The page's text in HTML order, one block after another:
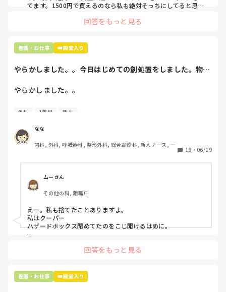
てます。1500円で買えるのなら私も絶対そっちにしてると思う
回答をもっと見る
看護・お仕事 👑殿堂入り
やらかしました。。今日はじめての創処置をしました。物品
やらかしました。。
今日はじめての創処置をしました。
ゴミと一緒に、ノリで鑷子達を捨てました。。
患者に使用した物品は使い捨て、という認識が頭の中にあっ
て…。
プリセプターに
「普通鑷子捨てる！？明らかに使い捨てて良いような安物じ
ゃないよね？」
「そんなミスした新人、あなたが初めてだよ」
と言われました。。
たしかに、よくよく考えてみれば
手術室で使った物品も全部滅菌して使いまわすし、
なんで頭回らなかったんだろう😭
市長さんは、
患者さんに迷惑かけたわけじゃないから大丈夫、
外科 1年目 新人
なな
内科, 外科, 呼吸器科, 整形外科, 総合診療科, 新人ナース, 脳
19 ・ 06/19
ムーさん
その他の科, 離職中
えー。私も捨てたことありますよ。
私はクーパー
ハザードボックス閉めてたのをこじ開けるはめに。
に出しちゃったり。(これは問題か💦)
回答をもっと見る
看護・お仕事 👑殿堂入り